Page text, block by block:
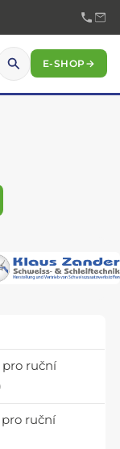
E-SHOP→
ruční
ruční